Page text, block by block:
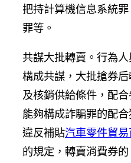
把持計算機信息系統
罪等。
共謀大批轉賣。行為
構成共謀，大批搶券
及核銷供給條件，配
能夠構成詐騙罪的配
違反補貼汽車零件貿
的規定，轉賣消費券